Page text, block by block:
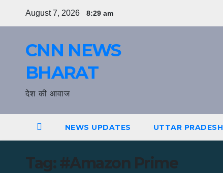
August 7, 2026 8:29 am
CNN NEWS
BHARAT
देश की आवाज
NEWS UPDATES UTTAR PRADESH
Tag:#Amazon Prime